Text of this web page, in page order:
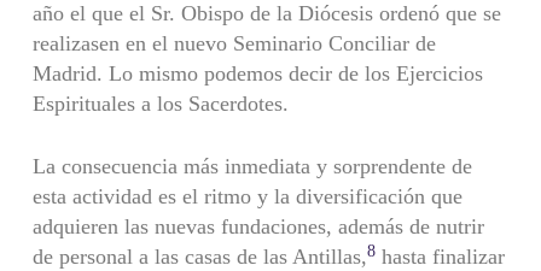
año el que el Sr. Obispo de la Diócesis ordenó que se
realizasen en el nuevo Seminario Conciliar de
Madrid. Lo mismo podemos decir de los Ejercicios
Espirituales a los Sacerdotes.
La consecuencia más inmediata y sorprendente de
esta actividad es el ritmo y la diversificación que
adquieren las nuevas fundaciones, además de nutrir
de personal a las casas de las Antillas,8hasta finalizar